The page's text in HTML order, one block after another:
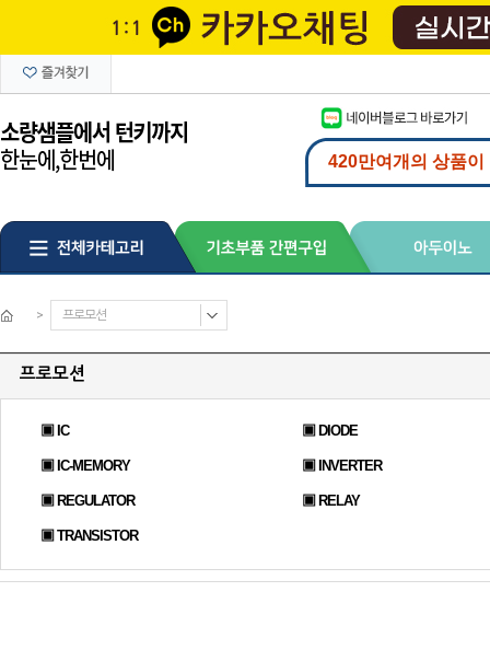
> 프로모션
프로모션
▣ IC ▣ DIODE
▣ IC-MEMORY ▣ INVERTER
▣ REGULATOR ▣ RELAY
▣ TRANSISTOR